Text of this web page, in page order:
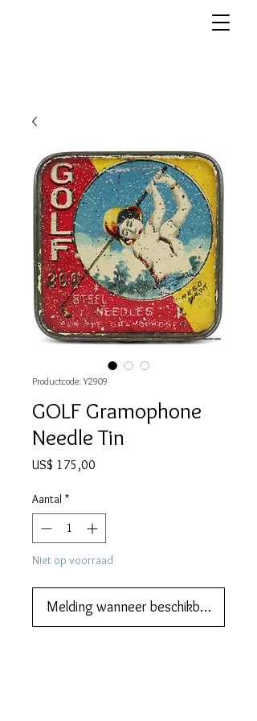
Productcode: Y2909
GOLF Gramophone
Needle Tin
US$ 175,00
Aantal *
Niet op voorraad
Melding wanneer beschikbaar